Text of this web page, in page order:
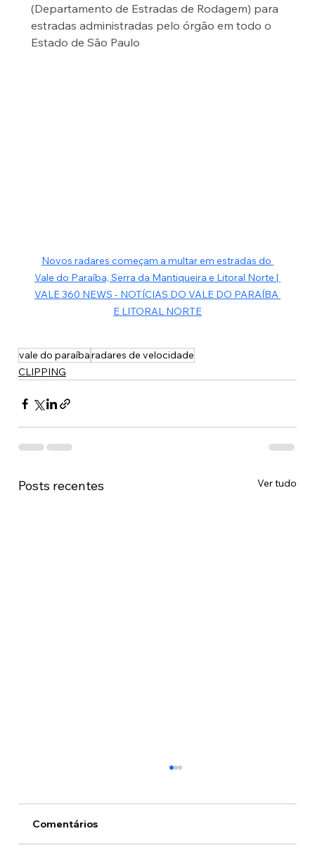
(Departamento de Estradas de Rodagem) para
estradas administradas pelo órgão em todo o
Estado de São Paulo
Novos radares começam a multar em estradas do
Vale do Paraíba, Serra da Mantiqueira e Litoral Norte |
VALE 360 NEWS - NOTÍCIAS DO VALE DO PARAÍBA
E LITORAL NORTE
vale do paraíbaradares de velocidade
CLIPPING
Posts recentes Ver tudo
Comentários